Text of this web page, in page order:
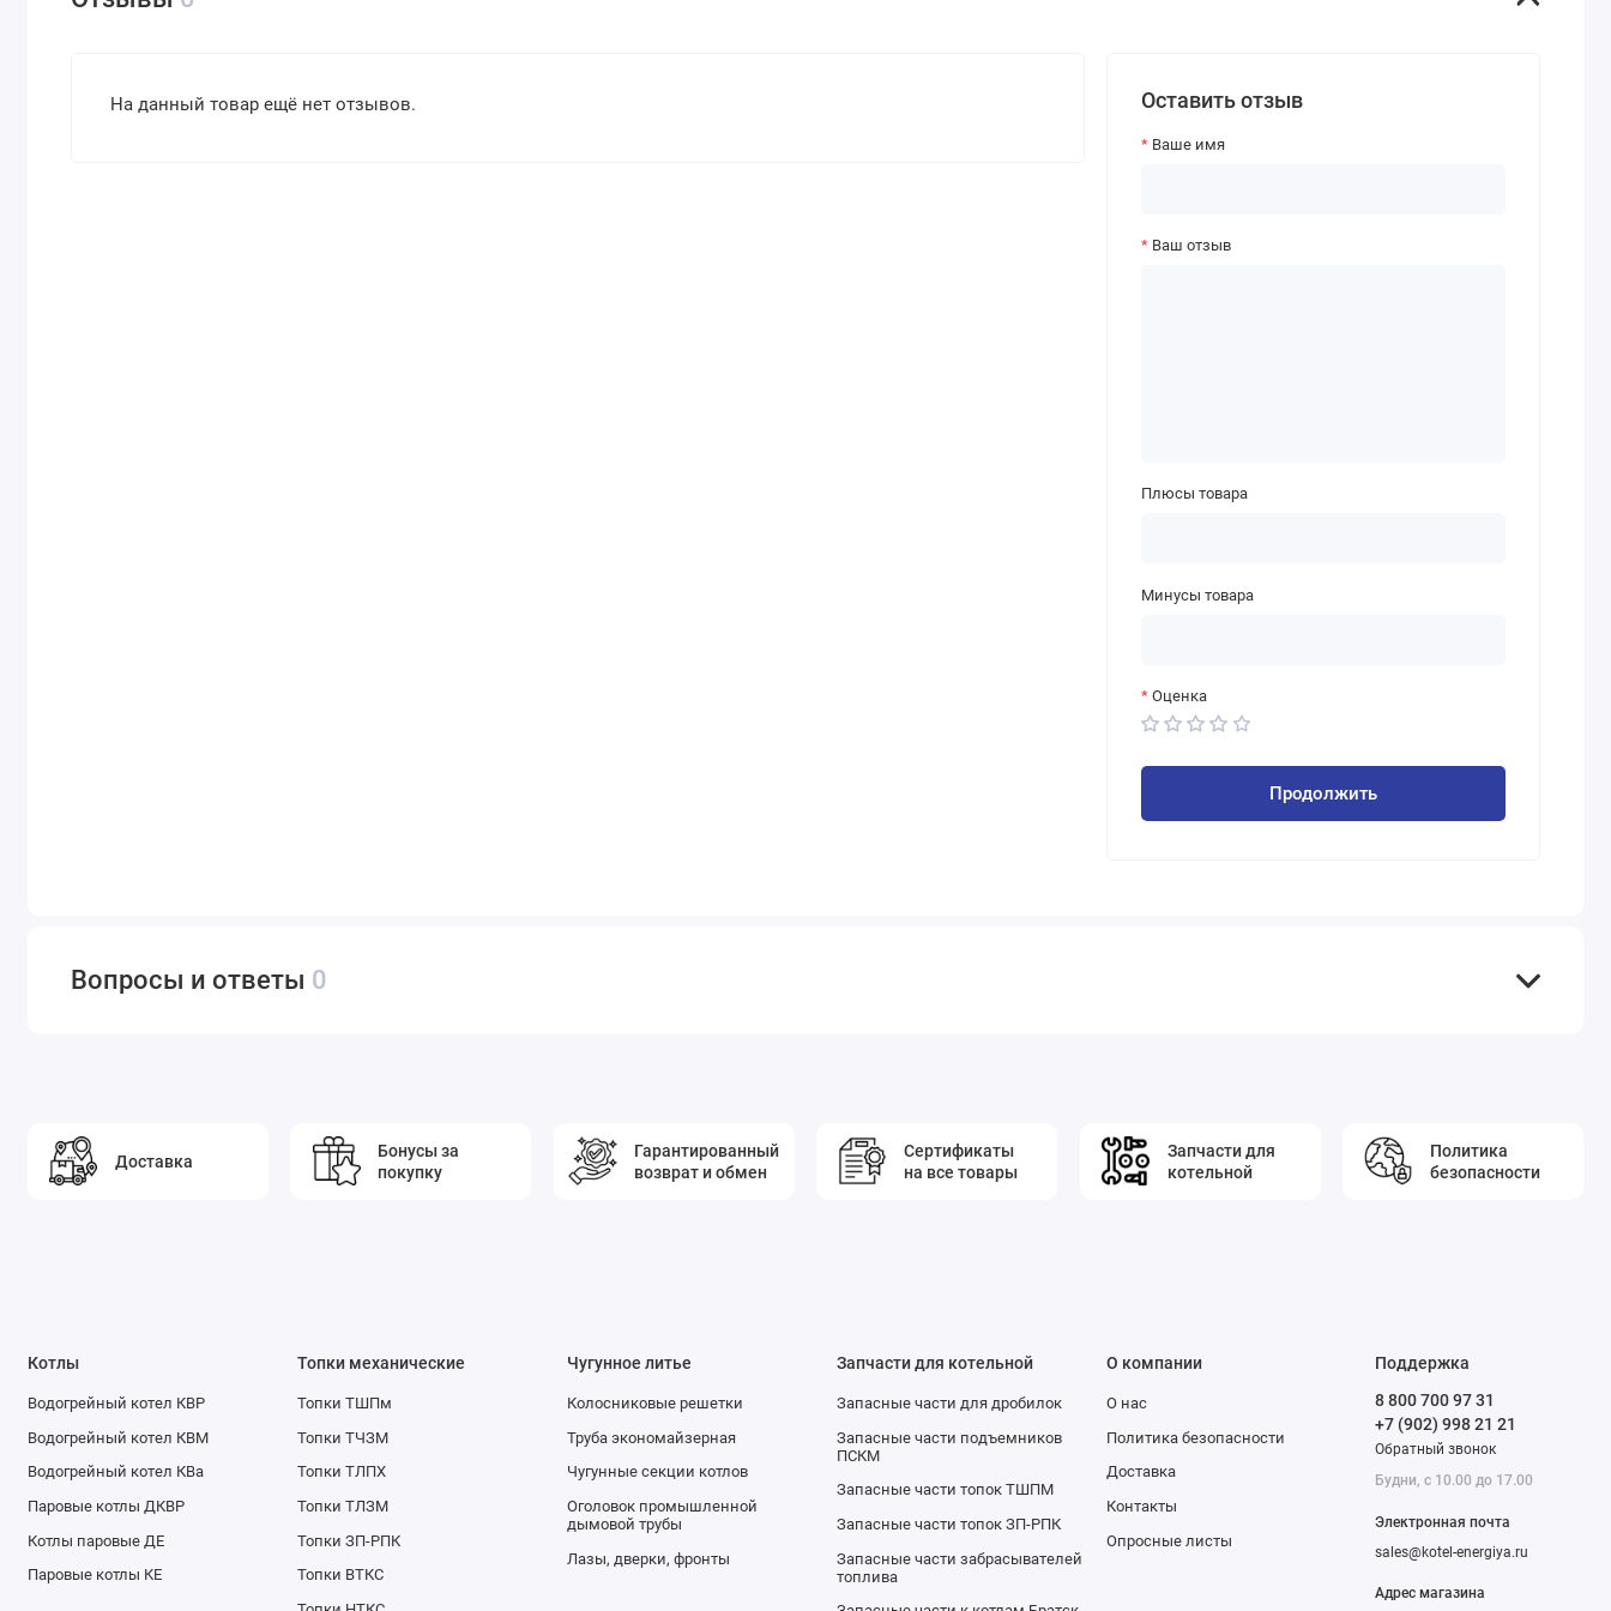
На данный товар ещё нет отзывов. Оставить отзыв
Ваше имя
Ваш отзыв
Плюсы товара
Минусы товара
Оценка
Продолжить
Вопросы и ответы 0
Доставка
Бонусы за
покупку
Гарантированный
возврат и обмен
Сертификаты
на все товары
Запчасти для
котельной
Политика
безопасности
Котлы
Водогрейный котел КВР
Водогрейный котел КВМ
Водогрейный котел КВа
Паровые котлы ДКВР
Котлы паровые ДЕ
Паровые котлы КЕ
Топки механические
Топки ТШПм
Топки ТЧЗМ
Топки ТЛПХ
Топки ТЛЗМ
Топки ЗП-РПК
Топки ВТКС
Чугунное литье
Колосниковые решетки
Труба экономайзерная
Чугунные секции котлов
Оголовок промышленной
дымовой трубы
Лазы, дверки, фронты
Запчасти для котельной
Запасные части для дробилок
Запасные части подъемников
ПСКМ
Запасные части топок ТШПМ
Запасные части топок ЗП-РПК
Запасные части забрасывателей
топлива
О компании
О нас
Политика безопасности
Доставка
Контакты
Опросные листы
Поддержка
8 800 700 97 31
+7 (902) 998 21 21
Обратный звонок
Будни, с 10.00 до 17.00
Электронная почта
sales@kotel-energiya.ru
Адрес магазина